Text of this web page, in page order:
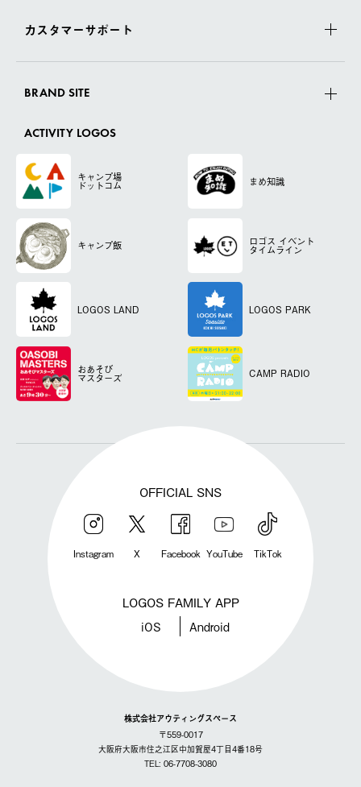
カスタマーサポート
BRAND SITE
ACTIVITY LOGOS
キャンプ場
ドットコム まめ知識
キャンプ飯 ロゴス イベント
タイムライン
LOGOS LAND LOGOS PARK
おあそび
マスターズ CAMP RADIO
OFFICIAL SNS
Instagram X Facebook YouTube TikTok
LOGOS FAMILY APP
iOS Android
株式会社アウティングスペース
〒559-0017
大阪府大阪市住之江区中加賀屋4丁目4番18号
TEL: 06-7708-3080